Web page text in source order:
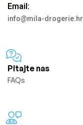
Email:
info@mila-drogerie.hr
Pitajte nas
FAQs